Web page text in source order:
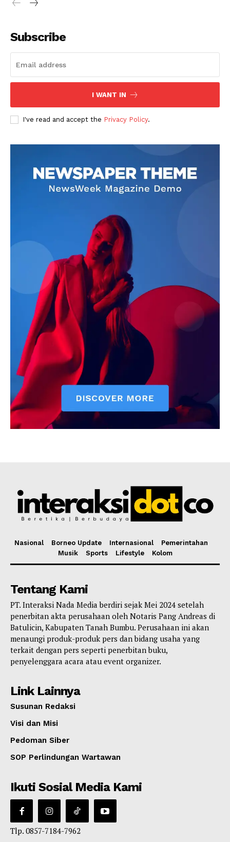
Subscribe
I WANT IN
I've read and accept the Privacy Policy.
Nasional Borneo Update Internasional
Pemerintahan
Musik
Sports Lifestyle Kolom
Tentang Kami
PT. Interaksi Nada Media berdiri sejak Mei 2024 setelah
penerbitan akta perusahaan oleh Notaris Pang Andreas di
Batulicin, Kabupaten Tanah Bumbu. Perusahaan ini akan
menaungi produk-produk pers dan bidang usaha yang
terkait dengan pers seperti penerbitan buku,
penyelenggara acara atau event organizer.
Link Lainnya
Susunan Redaksi
Visi dan Misi
Pedoman Siber
SOP Perlindungan Wartawan
Ikuti Sosial Media Kami
Tlp. 0857-7184-7962